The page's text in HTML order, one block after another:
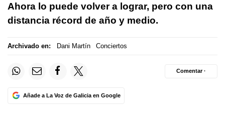
Ahora lo puede volver a lograr, pero con una
distancia récord de año y medio.
Archivado en: Dani Martín Conciertos
Añade a La Voz de Galicia en Google
Comentar ·